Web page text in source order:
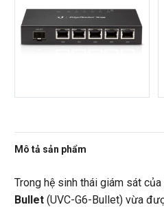
Mô tả sản phẩm
Trong hệ sinh thái giám sát của
Bullet (UVC-G6-Bullet) vừa